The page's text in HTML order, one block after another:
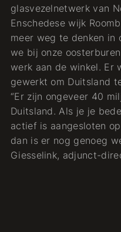
glasvezelnetwerk van
Enschedese wijk
meer weg te denken in
we bij onze
werk aan de winkel. Er
gewerkt om Duitsland
“Er zijn ongeveer 40
Duitsland. Als je je
actief is aangesloten
dan is er nog genoeg
Giesselink, adjunct-